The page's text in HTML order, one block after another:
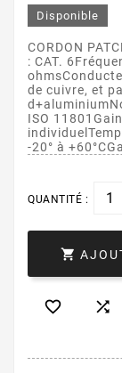
Disponible
CORDON
: CAT.
de cuivre, et
ISO
-20° à
QUANTITÉ :

 